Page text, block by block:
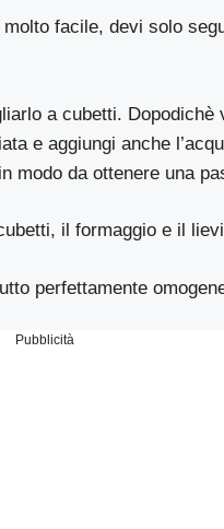
facile, devi solo
a cubetti. Dopodichè
e aggiungi anche
modo da ottenere una
il formaggio e il
perfettamente
Pubblicità